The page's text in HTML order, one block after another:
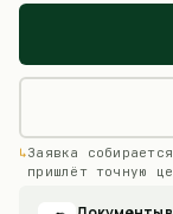
Заявка
пришлёт точную